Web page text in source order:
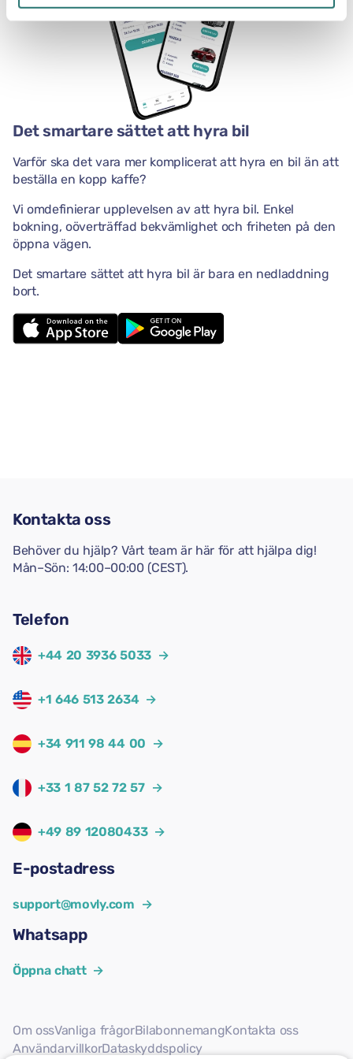
Det smartare sättet att hyra bil
Varför ska det vara mer komplicerat att hyra en bil än att
beställa en kopp kaffe?
Vi omdefinierar upplevelsen av att hyra bil. Enkel
bokning, oöverträffad bekvämlighet och friheten på den
öppna vägen.
Det smartare sättet att hyra bil är bara en nedladdning
bort.
Kontakta oss
Behöver du hjälp? Vårt team är här för att hjälpa dig!
Mån–Sön: 14:00–00:00 (CEST).
Telefon
+44 20 3936 5033 →
+1 646 513 2634 →
+34 911 98 44 00 →
+33 1 87 52 72 57 →
+49 89 12080433 →
E-postadress
support@movly.com →
Whatsapp
Öppna chatt →
Om ossVanliga frågorBilabonnemangKontakta oss
AnvändarvillkorDataskyddspolicy